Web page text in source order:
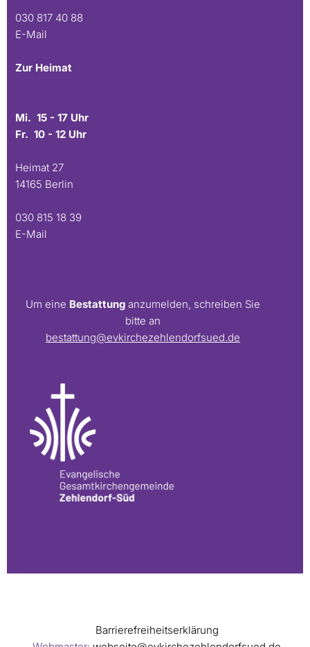
030 817 40 88
E-Mail
Zur Heimat
Mi. 15 - 17 Uhr
Fr. 10 - 12 Uhr
Heimat 27
14165 Berlin
030 815 18 39
E-Mail
Um eine Bestattung anzumelden, schreiben Sie
bitte an
bestattung@evkirchezehlendorfsued.de
Barrierefreiheitserklärung